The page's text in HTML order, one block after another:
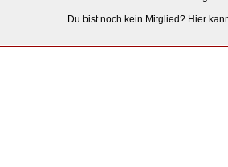
Du bist noch kein Mitglied? Hier